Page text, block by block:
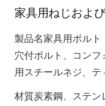
家具用ねじおよ
製品名家具用ボルト
穴付ボルト、コン
用スチールネジ、テ
材質炭素鋼、ステン